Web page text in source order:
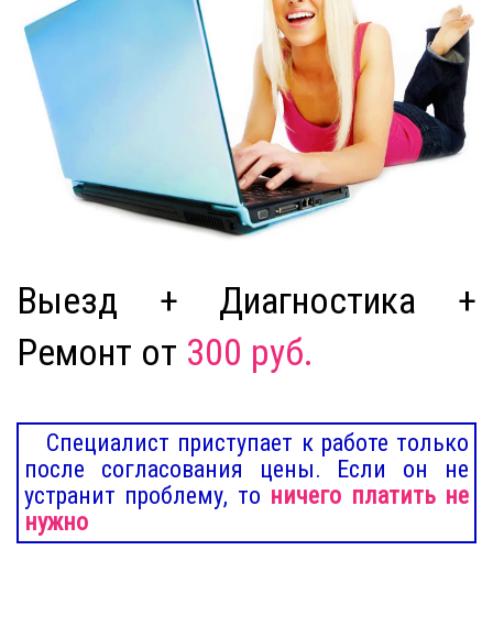
Выезд + Диагностика +
Ремонт от 300 руб.
Специалист приступает к работе только
после согласования цены. Если он не
устранит проблему, то ничего платить не
нужно